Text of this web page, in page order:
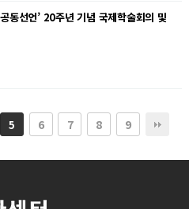
동선언’ 20주년 기념 국제학술회의 및
5 6 7 8 9